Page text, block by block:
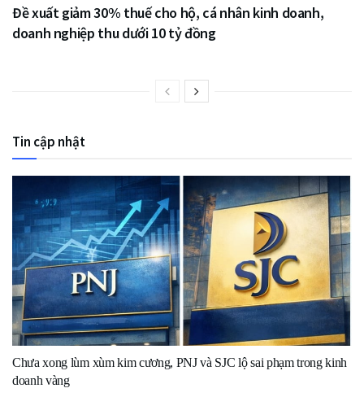
Đề xuất giảm 30% thuế cho hộ, cá nhân kinh doanh,
doanh nghiệp thu dưới 10 tỷ đồng
Tin cập nhật
Chưa xong lùm xùm kim cương, PNJ và SJC lộ sai phạm trong kinh
doanh vàng